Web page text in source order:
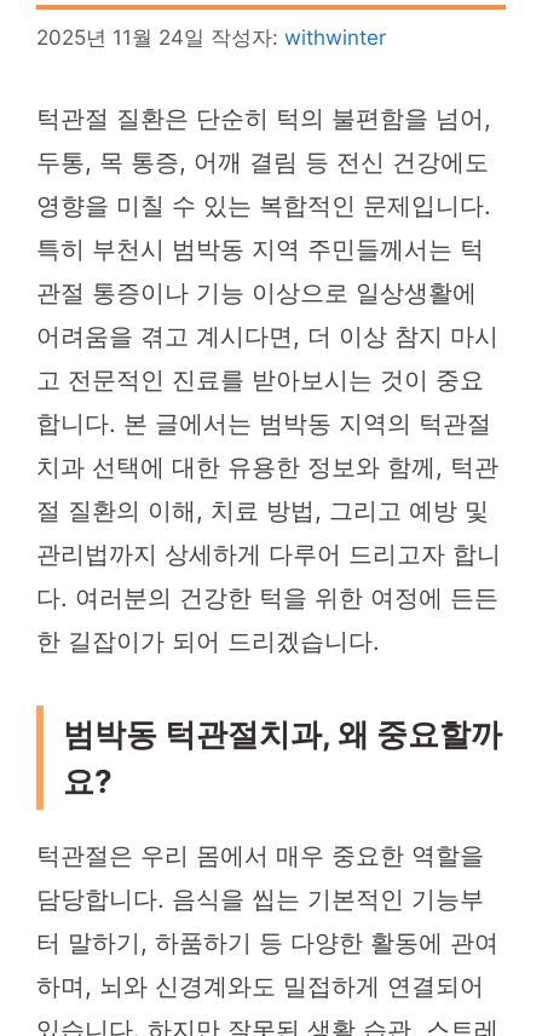
2025년 11월 24일 작성자: withwinter
턱관절 질환은 단순히 턱의 불편함을 넘어,
두통, 목 통증, 어깨 결림 등 전신 건강에도
영향을 미칠 수 있는 복합적인 문제입니다.
특히 부천시 범박동 지역 주민들께서는 턱
관절 통증이나 기능 이상으로 일상생활에
어려움을 겪고 계시다면, 더 이상 참지 마시
고 전문적인 진료를 받아보시는 것이 중요
합니다. 본 글에서는 범박동 지역의 턱관절
치과 선택에 대한 유용한 정보와 함께, 턱관
절 질환의 이해, 치료 방법, 그리고 예방 및
관리법까지 상세하게 다루어 드리고자 합니
다. 여러분의 건강한 턱을 위한 여정에 든든
한 길잡이가 되어 드리겠습니다.
범박동 턱관절치과, 왜 중요할까
요?
턱관절은 우리 몸에서 매우 중요한 역할을
담당합니다. 음식을 씹는 기본적인 기능부
터 말하기, 하품하기 등 다양한 활동에 관여
하며, 뇌와 신경계와도 밀접하게 연결되어
있습니다. 하지만 잘못된 생활 습관, 스트레